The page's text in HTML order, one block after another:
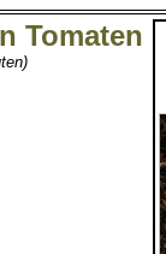
Tomaten